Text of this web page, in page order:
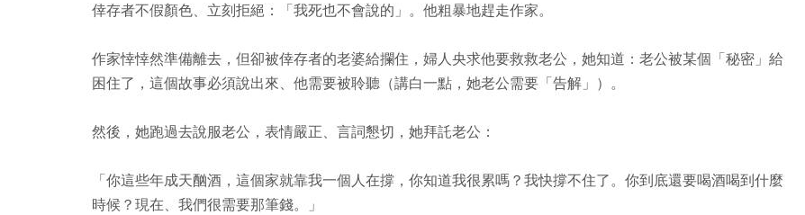
倖存者不假顏色、立刻拒絕：「我死也不會說的」。他粗暴地趕走作家。
作家悻悻然準備離去，但卻被倖存者的老婆給攔住，婦人央求他要救救老公，她知道：老公被某個「秘密」給
困住了，這個故事必須說出來、他需要被聆聽（講白一點，她老公需要「告解」）。
然後，她跑過去說服老公，表情嚴正、言詞懇切，她拜託老公：
「你這些年成天酗酒，這個家就靠我一個人在撐，你知道我很累嗎？我快撐不住了。你到底還要喝酒喝到什麼
時候？現在、我們很需要那筆錢。」